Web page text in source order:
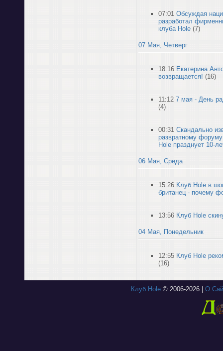
07:01 Обсуждая
разработал
клуба Hole (7)
07 Мая, Четверг
18:16 Екатерина
возвращается! (16)
11:12 7 мая - День
(4)
00:31 Скандально
развратному
Hole празднует 10-
06 Мая, Среда
15:26 Клуб Hole в
британец - почему
13:56 Клуб Hole
04 Мая, Понедельник
12:55 Клуб Hole
(16)
Клуб Hole© 2006-2026 | О